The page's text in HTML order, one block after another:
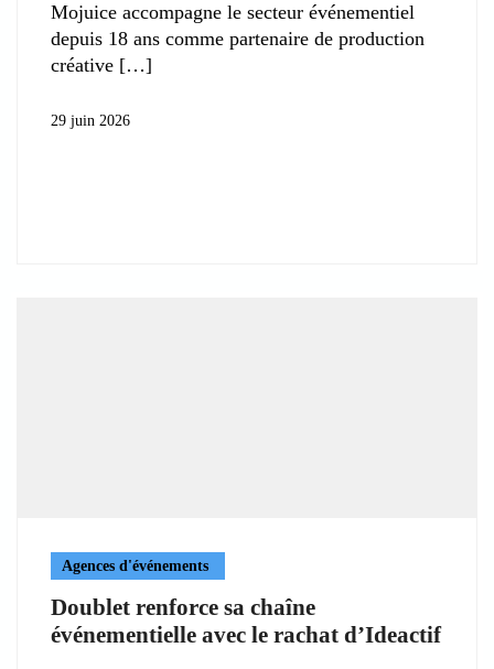
Mojuice accompagne le secteur événementiel
depuis 18 ans comme partenaire de production
créative
29 juin 2026
Agences d'événements
Doublet renforce sa chaîne
événementielle avec le rachat d’Ideactif